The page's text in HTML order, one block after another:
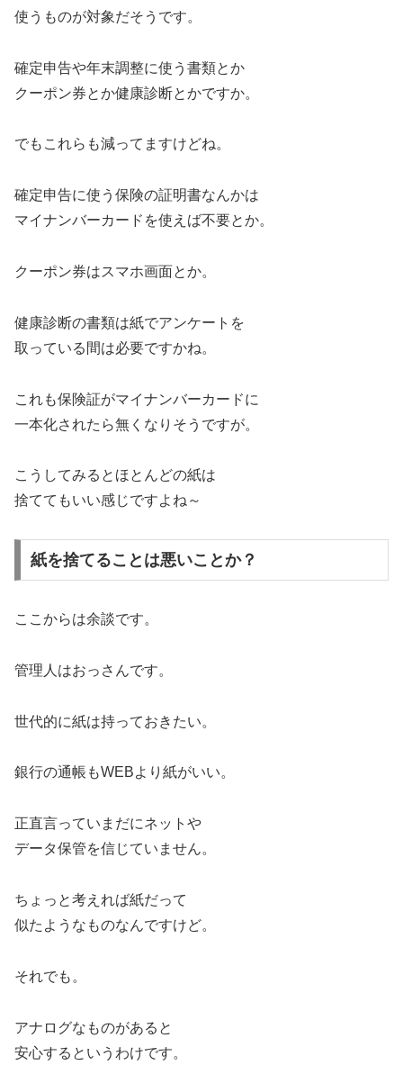
使うものが対象だそうです。
確定申告や年末調整に使う書類とか
クーポン券とか健康診断とかですか。
でもこれらも減ってますけどね。
確定申告に使う保険の証明書なんかは
マイナンバーカードを使えば不要とか。
クーポン券はスマホ画面とか。
健康診断の書類は紙でアンケートを
取っている間は必要ですかね。
これも保険証がマイナンバーカードに
一本化されたら無くなりそうですが。
こうしてみるとほとんどの紙は
捨ててもいい感じですよね～
紙を捨てることは悪いことか？
ここからは余談です。
管理人はおっさんです。
世代的に紙は持っておきたい。
銀行の通帳もWEBより紙がいい。
正直言っていまだにネットや
データ保管を信じていません。
ちょっと考えれば紙だって
似たようなものなんですけど。
それでも。
アナログなものがあると
安心するというわけです。